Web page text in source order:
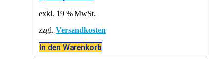
exkl. 19 % MwSt.
zzgl. Versandkosten
In den Warenkorb